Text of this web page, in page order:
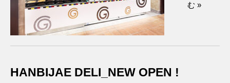
む »
HANBIJAE DELI_NEW OPEN !